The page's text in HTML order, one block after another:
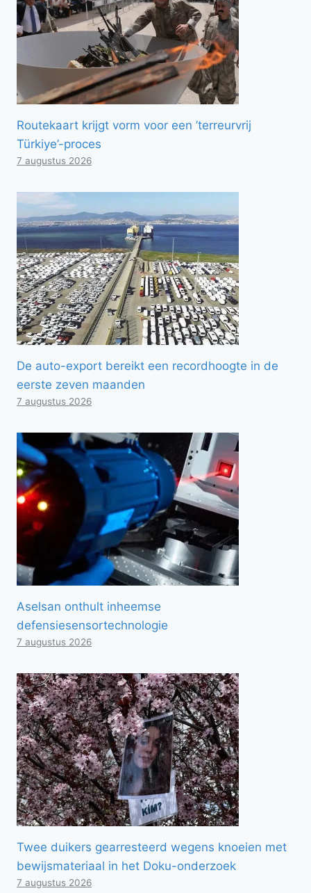
Routekaart krijgt vorm voor een ’terreurvrij
Türkiye’-proces
7 augustus 2026
De auto-export bereikt een recordhoogte in de
eerste zeven maanden
7 augustus 2026
Aselsan onthult inheemse
defensiesensortechnologie
7 augustus 2026
Twee duikers gearresteerd wegens knoeien met
bewijsmateriaal in het Doku-onderzoek
7 augustus 2026